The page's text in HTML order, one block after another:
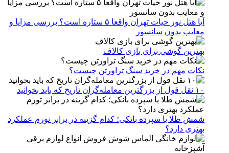
آیا هتل نور حیات تهران واقعا ۵ ستاره است؟ بررسی مزایا و
معایب بدون سانسور
بهترین گوشی برای بازی کالاف
نکات مهم در خرید سنگ تراورتن چیست؟
۱۰ نقل قول از بزرگترین معامله‌گران تاریخ که باید بخوانید
شمش طلا یا سپرده بانکی؛ کدام گزینه در برابر تورم عملکرد
بهتری دارد؟